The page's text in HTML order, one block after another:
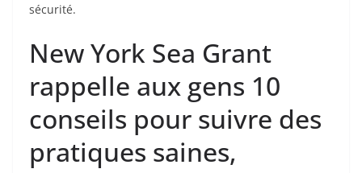
sécurité.
New York Sea Grant
rappelle aux gens 10
conseils pour suivre des
pratiques saines,